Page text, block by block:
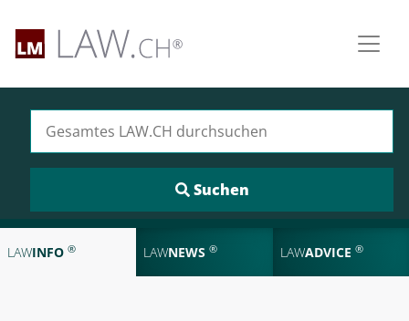
LAWINFO ® LAWNEWS ® LAWADVICE ®